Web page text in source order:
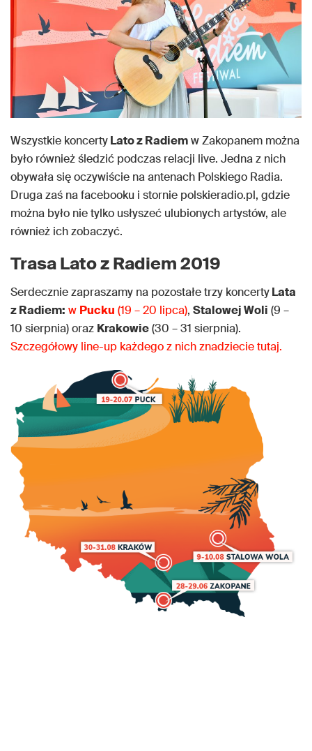
Wszystkie koncertyLato z Radiemw Zakopanem można
było również śledzić podczas relacji live. Jedna z nich
obywała się oczywiście na antenach Polskiego Radia.
Druga zaś na facebooku i stornie polskieradio.pl, gdzie
można było nie tylko usłyszeć ulubionych artystów, ale
również ich zobaczyć.
Trasa Lato z Radiem 2019
Serdecznie zapraszamy na pozostałe trzy koncertyLata
z Radiem: w Pucku (19 – 20 lipca), Stalowej Woli (9 –
10 sierpnia) oraz Krakowie(30 – 31 sierpnia).
Szczegółowy line-up każdego z nich znadziecie tutaj.